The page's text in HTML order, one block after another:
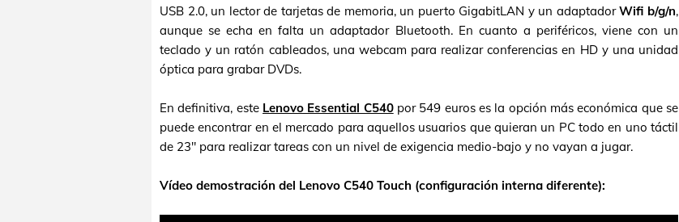
USB 2.0, un lector de tarjetas de memoria, un puerto GigabitLAN y un adaptadorWifi b/g/n,
aunque se echa en falta un adaptador Bluetooth. En cuanto a periféricos, viene con un
teclado y un ratón cableados, una webcam para realizar conferencias en HD y una unidad
óptica para grabar DVDs.
En definitiva, este Lenovo Essential C540por 549 euros es la opción más económica que se
puede encontrar en el mercado para aquellos usuarios que quieran un PC todo en uno táctil
de 23" para realizar tareas con un nivel de exigencia medio-bajo y no vayan a jugar.
Vídeo demostración del Lenovo C540 Touch (configuración interna diferente):